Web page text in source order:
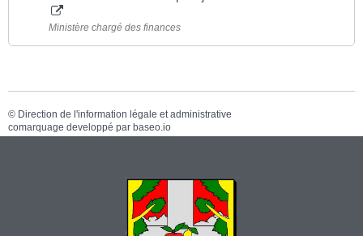
Ministère chargé des finances
© Direction de l'information légale et administrative
comarquage developpé par baseo.io